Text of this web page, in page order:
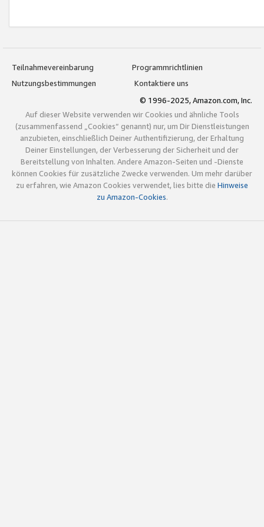
Teilnahmevereinbarung
Programmrichtlinien
Nutzungsbestimmungen
Kontaktiere uns
© 1996-2025, Amazon.com, Inc.
Auf dieser Website verwenden wir Cookies und ähnliche Tools
(zusammenfassend „Cookies“ genannt) nur, um Dir Dienstleistungen
anzubieten, einschließlich Deiner Authentifizierung, der Erhaltung
Deiner Einstellungen, der Verbesserung der Sicherheit und der
Bereitstellung von Inhalten. Andere Amazon-Seiten und -Dienste
können Cookies für zusätzliche Zwecke verwenden. Um mehr darüber
zu erfahren, wie Amazon Cookies verwendet, lies bitte die Hinweise
zu Amazon-Cookies.